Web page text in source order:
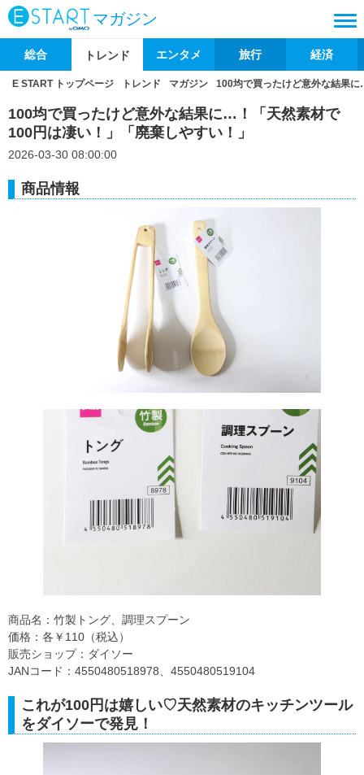
マガジン
総合 トレンド エンタメ 旅行 経済
E START トップページ トレンド マガジン 100均で買ったけど意外な結果
100均で買ったけど意外な結果に…！「天然素材で
100円は凄い！」「廃棄しやすい！」
2026-03-30 08:00:00
商品情報
商品名：竹製トング、調理スプーン
価格：各￥110（税込）
販売ショップ：ダイソー
JANコード：4550480518978、4550480519104
これが100円は嬉しい♡天然素材のキッチンツール
をダイソーで発見！